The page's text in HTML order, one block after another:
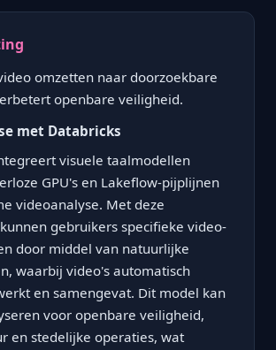
omzetten naar doorzoekbare
openbare veiligheid.
met Databricks
visuele taalmodellen
GPU's en Lakeflow-pijplijnen
videoanalyse. Met deze
gebruikers specifieke video-
door middel van natuurlijke
waarbij video's automatisch
en samengevat. Dit model kan
voor openbare veiligheid,
en stedelijke operaties, wat